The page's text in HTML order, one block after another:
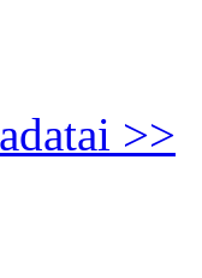
>>